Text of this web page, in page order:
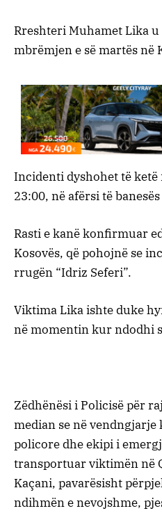
Rreshteri Muhamet Lika
mbrëmjen e së martës në
Incidenti dyshohet të
23:00, në afërsi të
Rasti e kanë konfirmuar
Kosovës, që pohojnë se
rrugën “Idriz Seferi”.
Viktima Lika ishte duke
në momentin kur ndodhi
Zëdhënësi i Policisë për
median se në
policore dhe ekipi i
transportuar viktimën në
Kaçani, pavarësisht
ndihmën e nevojshme,